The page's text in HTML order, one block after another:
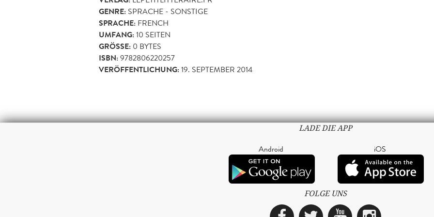
GENRE: SPRACHE - SONSTIGE
SPRACHE: FRENCH
UMFANG:10 SEITEN
GRÖSSE: 0 BYTES
ISBN:9782806220257
VERÖFFENTLICHUNG:19. SEPTEMBER 2014
LADE DIE APP
Android iOS
FOLGE UNS